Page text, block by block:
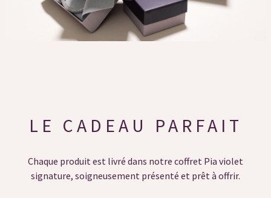
LE CADEAU PARFAIT
Chaque produit est livré dans notre coffret Pia violet
signature, soigneusement présenté et prêt à offrir.